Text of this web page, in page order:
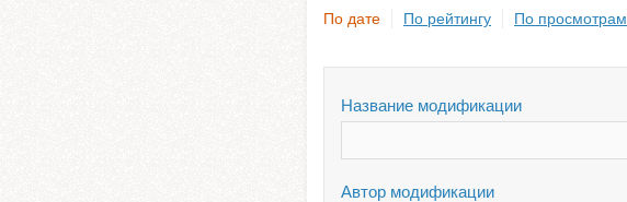
По дате По рейтингу По просмотрам
Название модификации
Автор модификации